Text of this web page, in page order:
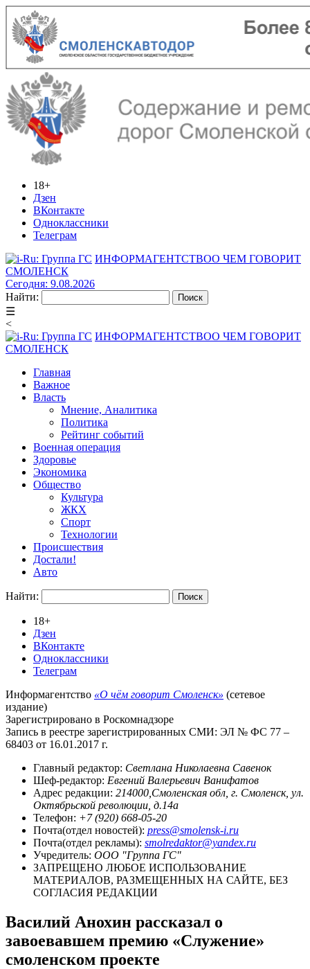
18+
Дзен
ВКонтакте
Одноклассники
Телеграм
ИНФОРМАГЕНТСТВОО ЧЕМ ГОВОРИТ
СМОЛЕНСК
Сегодня: 9.08.2026
Найти:
☰
<
ИНФОРМАГЕНТСТВОО ЧЕМ ГОВОРИТ
СМОЛЕНСК
Главная
Важное
Власть
Мнение, Аналитика
Политика
Рейтинг событий
Военная операция
Здоровье
Экономика
Общество
Культура
ЖКХ
Спорт
Технологии
Происшествия
Достали!
Авто
Найти:
18+
Дзен
ВКонтакте
Одноклассники
Телеграм
Информагентство «О чём говорит Смоленск» (сетевое
издание)
Зарегистрировано в Роскомнадзоре
Запись в реестре зарегистрированных СМИ: ЭЛ № ФС 77 –
68403 от 16.01.2017 г.
Главный редактор: Светлана Николаевна Савенок
Шеф-редактор: Евгений Валерьевич Ванифатов
Адрес редакции: 214000,Смоленская обл, г. Смоленск, ул.
Октябрьской революции, д.14а
Телефон: +7 (920) 668-05-20
Почта(отдел новостей): press@smolensk-i.ru
Почта(отдел рекламы): smolredaktor@yandex.ru
Учредитель: ООО "Группа ГС"
ЗАПРЕЩЕНО ЛЮБОЕ ИСПОЛЬЗОВАНИЕ
МАТЕРИАЛОВ, РАЗМЕЩЕННЫХ НА САЙТЕ, БЕЗ
СОГЛАСИЯ РЕДАКЦИИ
Василий Анохин рассказал о
завоевавшем премию «Служение»
смоленском проекте